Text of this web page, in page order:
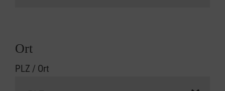
Ort
PLZ / Ort